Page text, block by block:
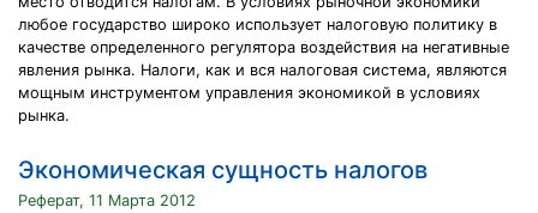
любое государство широко использует налоговую политику в
качестве определенного регулятора воздействия на негативные
явления рынка. Налоги, как и вся налоговая система, являются
мощным инструментом управления экономикой в условиях
рынка.
Экономическая сущность налогов
Реферат, 11 Марта 2012